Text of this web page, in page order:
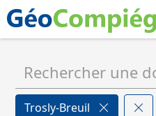
Trosly-Breuil